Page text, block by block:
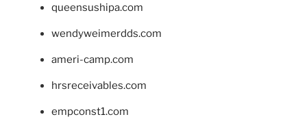
queensushipa.com
wendyweimerdds.com
ameri-camp.com
hrsreceivables.com
empconst1.com